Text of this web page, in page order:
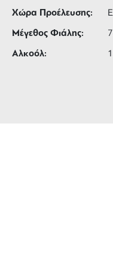
Χώρα Προέλευσης:
Μέγεθος Φιάλης:
Αλκοόλ: